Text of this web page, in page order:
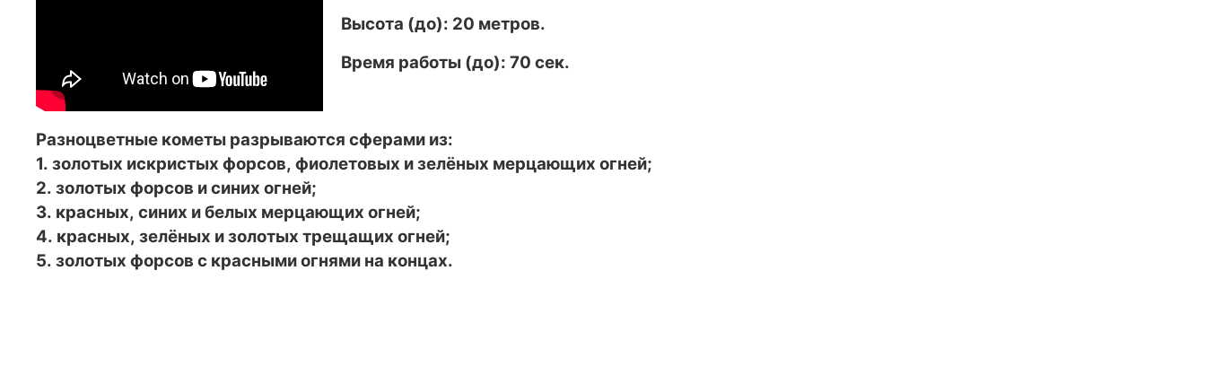
Высота (до): 20 метров.
Время работы (до): 70 сек.
Разноцветные кометы разрываются сферами из:
1. золотых искристых форсов, фиолетовых и зелёных мерцающих огней;
2. золотых форсов и синих огней;
3. красных, синих и белых мерцающих огней;
4. красных, зелёных и золотых трещащих огней;
5. золотых форсов с красными огнями на концах.